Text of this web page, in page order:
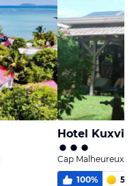
Hotel Kuxville
Cap Malheureux,
100% 5,4